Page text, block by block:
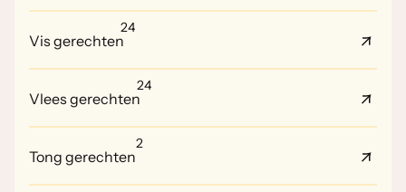
Vis gerechten
24
Vlees gerechten
24
Tong gerechten
2